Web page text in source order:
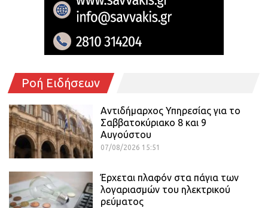
Ροή Ειδήσεων
Αντιδήμαρχος Υπηρεσίας για το
Σαββατοκύριακο 8 και 9
Αυγούστου
07/08/2026 15:51
Έρχεται πλαφόν στα πάγια των
λογαριασμών του ηλεκτρικού
ρεύματος